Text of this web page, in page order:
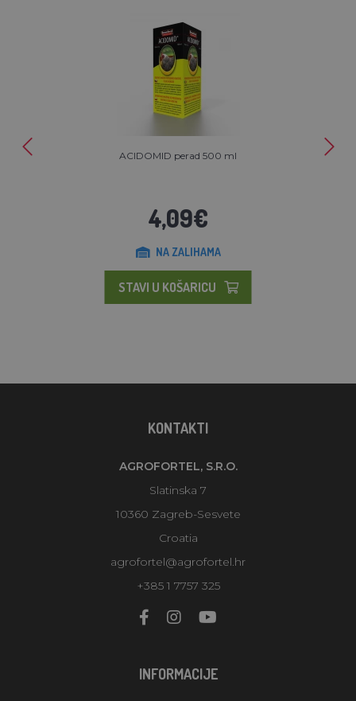
ACIDOMID perad 500 ml
4,09€
NA ZALIHAMA
STAVI U KOŠARICU
KONTAKTI
AGROFORTEL, S.R.O.
Slatinska 7
10360 Zagreb-Sesvete
Croatia
agrofortel@agrofortel.hr
+385 1 7757 325
INFORMACIJE